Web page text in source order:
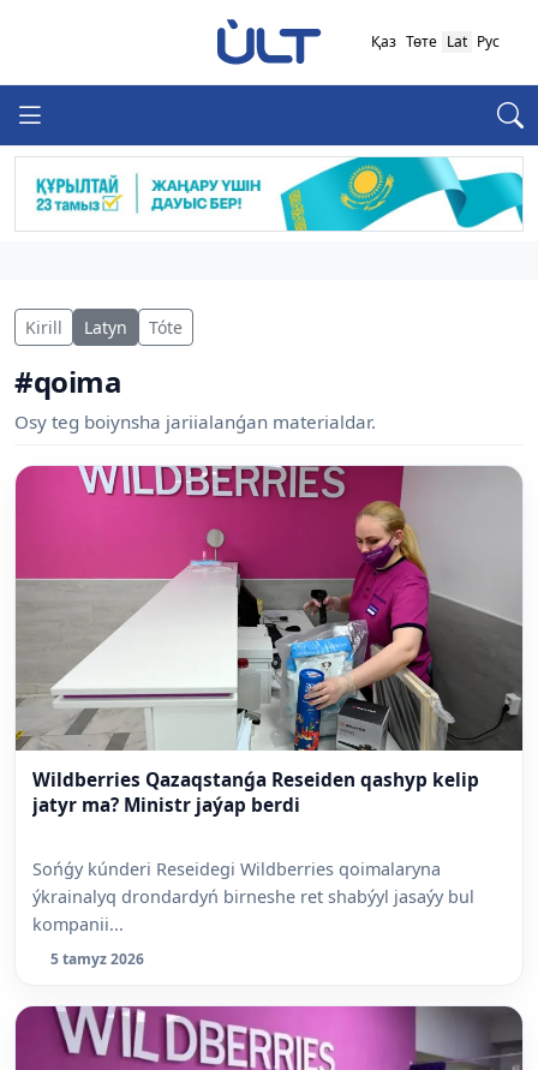
Қаз Төте Lat Рус
Kirill Latyn Tóte
#qoima
Osy teg boiynsha jariialanǵan materialdar.
Wildberries Qazaqstanǵa Reseiden qashyp kelip
jatyr ma? Ministr jaýap berdi
Sońǵy kúnderi Reseidegi Wildberries qoimalaryna
ýkrainalyq drondardyń birneshe ret shabýyl jasaýy bul
kompanii...
5 tamyz 2026